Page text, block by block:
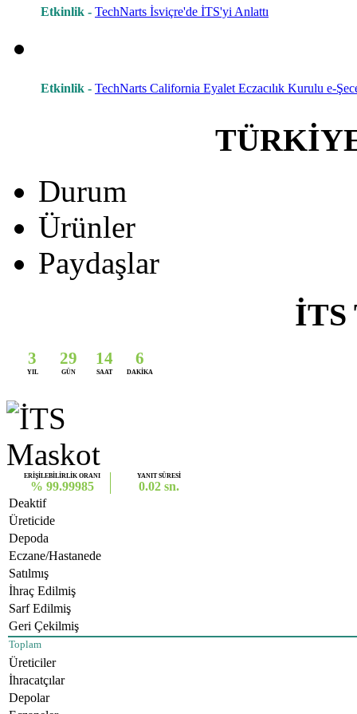
Etkinlik - TechNarts İsviçre'de İTS'yi Anlattı
Etkinlik - TechNarts California Eyalet Eczacılık Kurulu e-
Durum
Ürünler
Paydaşlar
İTS
3
YIL
29
GÜN
14
SAAT
6
DAKİKA
ERİŞİLEBİLİRLİK ORANI
% 99.99985
YANIT SÜRESİ
0.02 sn.
Deaktif
Üreticide
Depoda
Eczane/Hastanede
Satılmış
İhraç Edilmiş
Sarf Edilmiş
Geri Çekilmiş
Toplam
Üreticiler
İhracatçılar
Depolar